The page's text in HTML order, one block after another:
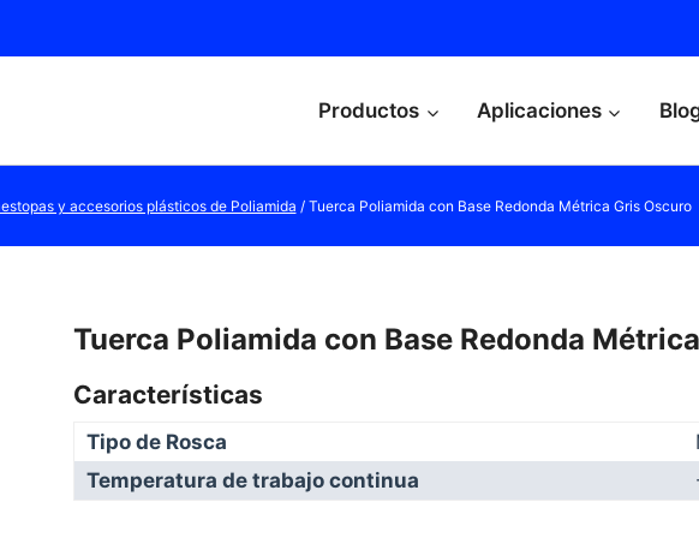
Productos Aplicaciones
y accesorios plásticos de Poliamida / Tuerca Poliamida con Base Redonda Métrica Gris Oscuro
Tuerca Poliamida con Base Redonda
Características
Tipo de Rosca
Temperatura de trabajo continua